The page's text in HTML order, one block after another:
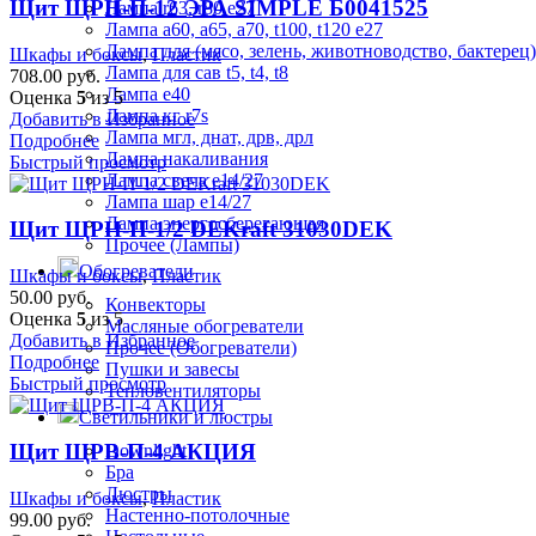
Лампа r63, r80 е27
Лампа а60, а65, а70, t100, t120 е27
Лампа для (мясо, зелень, животноводство, бактерец)
Лампа для сав t5, t4, t8
Лампа е40
Лампа кг r7s
Лампа мгл, днат, дрв, дрл
Лампа накаливания
Лампа свеча е14/27
Лампа шар е14/27
Лампа энергосберегающая
Прочее (Лампы)
Обогреватели
Конвекторы
Масляные обогреватели
Прочее (Обогреватели)
Пушки и завесы
Тепловентиляторы
Светильники и люстры
Downlight
Бра
Люстры
Настенно-потолочные
Щит ЩРН-П-12 ЭРА SIMPLE Б0041525
Шкафы и боксы,Пластик
708.00 руб.
Оценка 5из 5
Добавить в Избранное
Подробнее
Быстрый просмотр
Щит ЩРН-П-1/2 DEKraft 31030DEK
Шкафы и боксы,Пластик
50.00 руб.
Оценка 5из 5
Добавить в Избранное
Подробнее
Быстрый просмотр
Щит ЩРВ-П-4 АКЦИЯ
Шкафы и боксы,Пластик
99.00 руб.